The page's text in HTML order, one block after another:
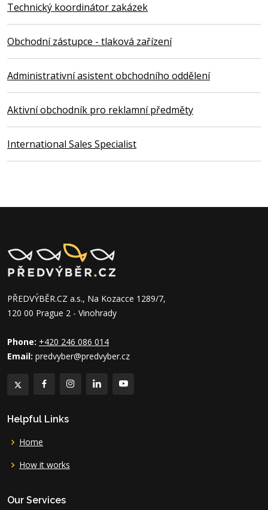
Technický koordinátor zakázek
Obchodní zástupce - tlaková zařízení
Administrativní asistent obchodního oddělení
Aktivní obchodník pro reklamní předměty
International Sales Specialist
PŘEDVÝBĚR.CZ a.s., Na Kozacce 1289/7,
120 00 Prague 2 - Vinohrady
Phone: +420 246 086 014
Email: predvyber@predvyber.cz
Helpful Links
Home
How it works
Our Services